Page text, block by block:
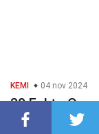
KEMI 04 nov 2024
39 Fakta Om
Solvatisering